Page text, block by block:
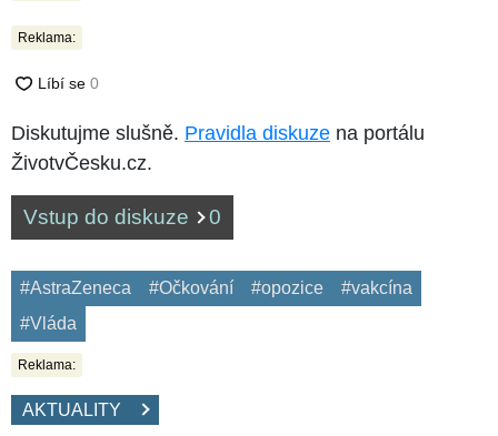
Reklama:
Diskutujme slušně. Pravidla diskuze na portálu
ŽivotvČesku.cz.
Vstup do diskuze 0
#AstraZeneca #Očkování #opozice
#vakcína
#Vláda
Reklama:
AKTUALITY